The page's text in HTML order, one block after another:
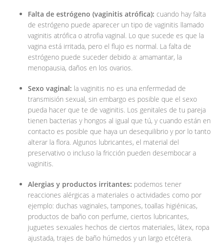
Falta de estrógeno (vaginitis atrófica): cuando hay falta
de estrógeno puede aparecer un tipo de vaginitis llamado
vaginitis atrófica o atrofia vaginal. Lo que sucede es que la
vagina está irritada, pero el flujo es normal. La falta de
estrógeno puede suceder debido a: amamantar, la
menopausia, daños en los ovarios.
Sexo vaginal: la vaginitis no es una enfermedad de
transmisión sexual, sin embargo es posible que el sexo
pueda hacer que te de vaginitis. Los genitales de tu pareja
tienen bacterias y hongos al igual que tú, y cuando están en
contacto es posible que haya un desequilibrio y por lo tanto
alterar la flora. Algunos lubricantes, el material del
preservativo o incluso la fricción pueden desembocar a
vaginitis.
Alergias y productos irritantes: podemos tener
reacciones alérgicas a materiales o actividades como por
ejemplo: duchas vaginales, tampones, toallas higiénicas,
productos de baño con perfume, ciertos lubricantes,
juguetes sexuales hechos de ciertos materiales, látex, ropa
ajustada, trajes de baño húmedos y un largo etcétera.